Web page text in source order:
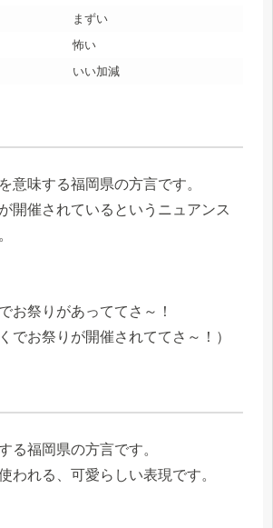
まずい
怖い
いい加減
意味する福岡県の方言です。
開催されているというニュアンス
お祭りがあっててさ～！
でお祭りが開催されててさ～！）
る福岡県の方言です。
われる、可愛らしい表現です。